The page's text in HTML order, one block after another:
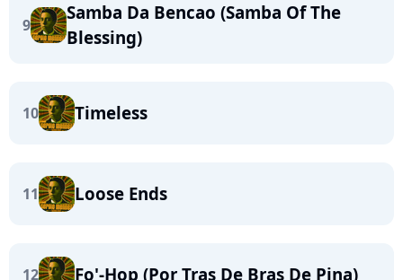
9
Samba Da Bencao (Samba Of The
Blessing)
10 Timeless
11 Loose Ends
12 Fo'-Hop (Por Tras De Bras De Pina)